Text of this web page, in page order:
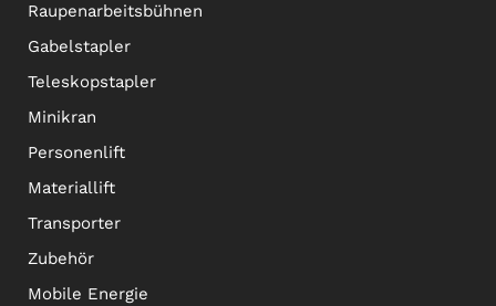
Raupenarbeitsbühnen
Gabelstapler
Teleskopstapler
Minikran
Personenlift
Materiallift
Transporter
Zubehör
Mobile Energie